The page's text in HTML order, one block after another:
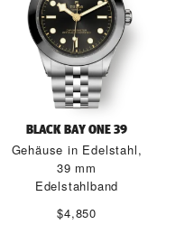
BLACK BAY ONE 39
Gehäuse in Edelstahl,
39 mm
Edelstahlband
$4,850